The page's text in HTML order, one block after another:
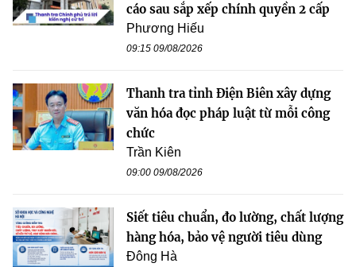
cáo sau sắp xếp chính quyền 2 cấp
Phương Hiếu
09:15 09/08/2026
Thanh tra tỉnh Điện Biên xây dựng
văn hóa đọc pháp luật từ mỗi công
chức
Trần Kiên
09:00 09/08/2026
Siết tiêu chuẩn, đo lường, chất lượng
hàng hóa, bảo vệ người tiêu dùng
Đông Hà